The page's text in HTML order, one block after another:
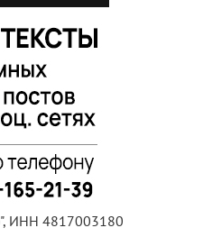
ИНН 4817003180